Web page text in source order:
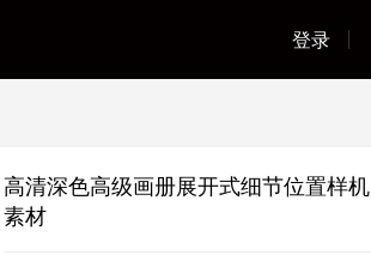
登录
高清深色高级画册展开式细节位置样机
素材